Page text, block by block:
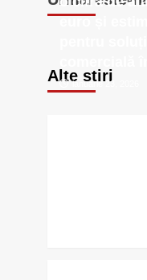
Alte stiri
euro și
ianuarie 23, 2026